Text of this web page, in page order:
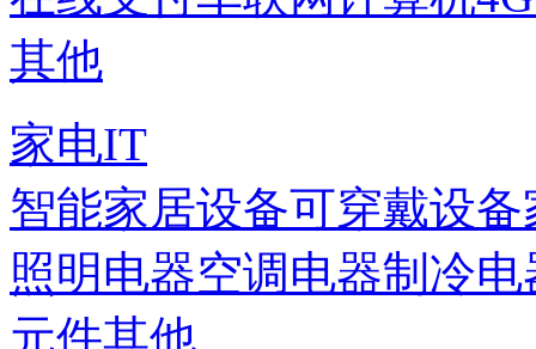
其他
家电IT
智能家居设备可穿戴设备
照明电器空调电器制冷电
元件其他